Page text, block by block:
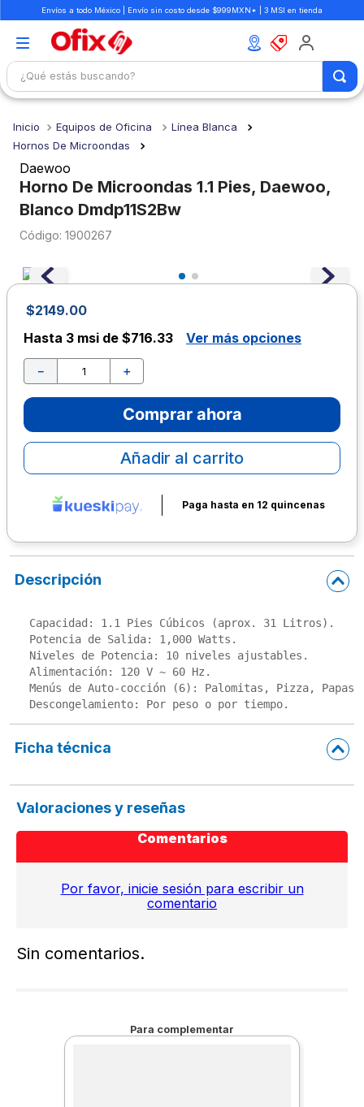
Envíos a todo México | Envío sin costo desde $999MXN* | 3 MSI en tienda
¿Qué estás buscando?
Equipos de Oficina
Línea Blanca
Hornos De Microondas
Daewoo
Horno De Microondas 1.1 Pies, Daewoo,
Blanco Dmdp11S2Bw
: 1900267
$2149.00
Hasta 3 msi de $716.33 Ver más opciones
＋
－
Comprar ahora
Añadir al carrito
Paga hasta en 12 quincenas
Descripción
Capacidad: 1.1 Pies Cúbicos (aprox. 31 Litros).
Potencia de Salida: 1,000 Watts.
Niveles de Potencia: 10 niveles ajustables.
Alimentación: 120 V ~ 60 Hz.
Menús de Auto-cocción (6): Palomitas, Pizza,
Descongelamiento: Por peso o por tiempo.
Ficha técnica
Valoraciones y reseñas
Comentarios
Por favor, inicie sesión para escribir un
comentario
Sin comentarios.
Para complementar
1.
mochilas
2
3.
cuaderno
4.
cuadernos
colores
6.
boligrafo
7.
escritorio
8 .
sacapuntas
9.
lapiz
10. escolar